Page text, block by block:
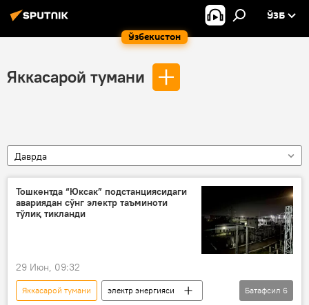
Ўзбекистон
ЎЗБ
Яккасарой тумани
Даврда
Тошкентда “Юксак” подстанциясидаги
авариядан сўнг электр таъминоти
тўлиқ тикланди
29 Июн, 09:32
Яккасарой тумани
электр энергияси
Батафсил 6